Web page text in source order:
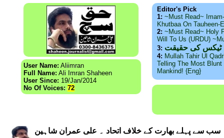
User Name: Aliimran
Full Name: Ali Imran Shaheen
User Since: 19/Jan/2014
No Of Voices: 72
Editor's Pick
1: ~Must Read~
Khutbaa On
2: ~Must Read~ Holy
Will To Us (URDU)
3: ٹیکس کی حقیقت
4: Mullah Tahir Ul
Telling The Most
Mankind! {Eng}
سب سے پہلے بھارت کے خلاف اتحاد ۔ علی عمران شاہین